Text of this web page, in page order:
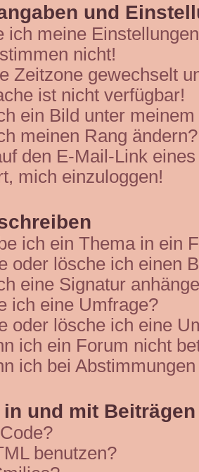
und
ich meine
nicht!
Zeitzone gewechselt
ist nicht verfügbar!
ein Bild unter
meinen Rang ändern?
den E-Mail-Link
mich einzuloggen!
ich ein Thema in ein
oder lösche ich einen
eine Signatur
ich eine Umfrage?
oder lösche ich eine
ich ein Forum nicht
ich bei
in und mit
benutzen?